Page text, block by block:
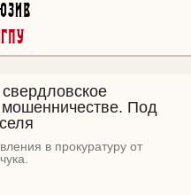
мошенничестве. Под
в прокуратуру от